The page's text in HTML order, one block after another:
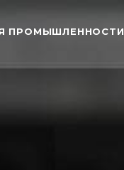
ПРОМЫШЛЕННОСТИ